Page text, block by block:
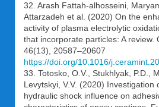
32. Arash Fattah-alhosseini,
Attarzadeh et al. (2020) On the
activity of plasma electrolytic
that incorporate particles: A review.
46(13), 20587–20607
https://doi.org/10.1016/
33. Totosko, O.V., Stukhlyak, P.D.,
Levytskyi, V.V. (2020) Investigation
hydraulic shock influence on